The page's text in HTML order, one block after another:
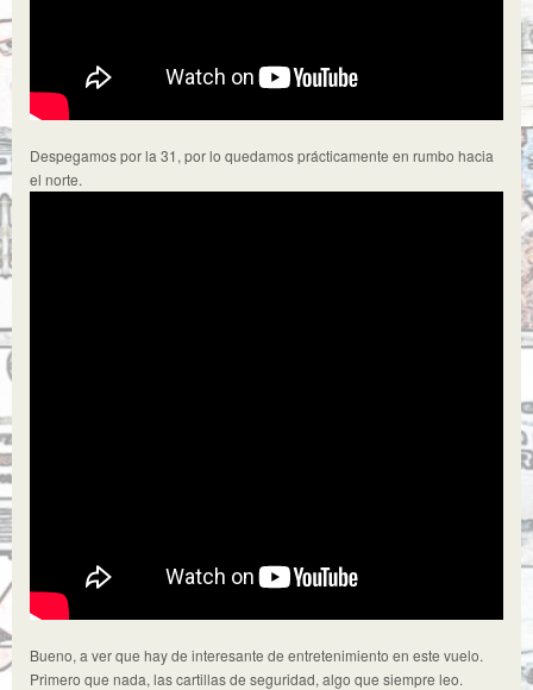
Despegamos por la 31, por lo quedamos prácticamente en rumbo hacia
el norte.
Bueno, a ver que hay de interesante de entretenimiento en este vuelo.
Primero que nada, las cartillas de seguridad, algo que siempre leo.